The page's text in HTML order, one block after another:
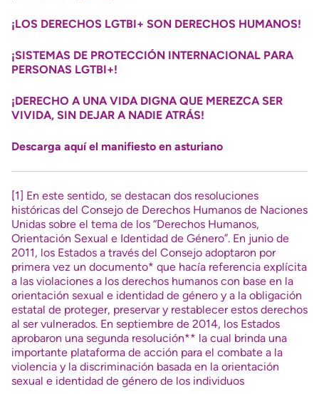
¡LOS DERECHOS LGTBI+ SON DERECHOS HUMANOS!
¡SISTEMAS DE PROTECCIÓN INTERNACIONAL PARA
PERSONAS LGTBI+!
¡DERECHO A UNA VIDA DIGNA QUE MEREZCA SER
VIVIDA, SIN DEJAR A NADIE ATRÁS!
Descarga aquí el manifiesto en asturiano
[1] En este sentido, se destacan dos resoluciones
históricas del Consejo de Derechos Humanos de Naciones
Unidas sobre el tema de los “Derechos Humanos,
Orientación Sexual e Identidad de Género”. En junio de
2011, los Estados a través del Consejo adoptaron por
primera vez un documento* que hacía referencia explícita
a las violaciones a los derechos humanos con base en la
orientación sexual e identidad de género y a la obligación
estatal de proteger, preservar y restablecer estos derechos
al ser vulnerados. En septiembre de 2014, los Estados
aprobaron una segunda resolución** la cual brinda una
importante plataforma de acción para el combate a la
violencia y la discriminación basada en la orientación
sexual e identidad de género de los individuos